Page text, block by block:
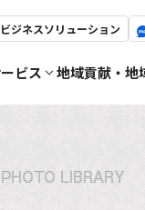
ビジネスソリューション
ビス 地域貢献・地